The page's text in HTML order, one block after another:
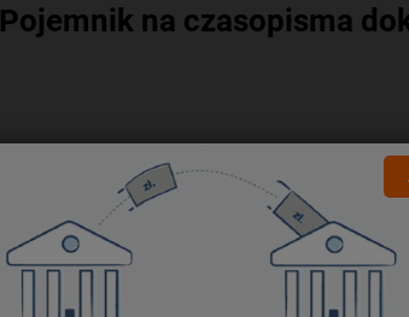
Pojemnik na czasopisma